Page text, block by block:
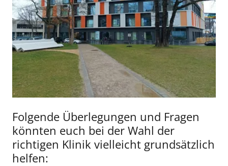
Folgende Überlegungen und Fragen
könnten euch bei der Wahl der
richtigen Klinik vielleicht grundsätzlich
helfen: